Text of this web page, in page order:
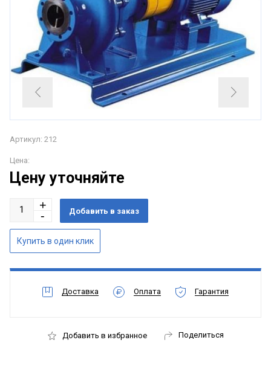
Артикул: 212
Цена:
Цену уточняйте
Доставка Оплата Гарантия
Добавить в избранное Поделиться